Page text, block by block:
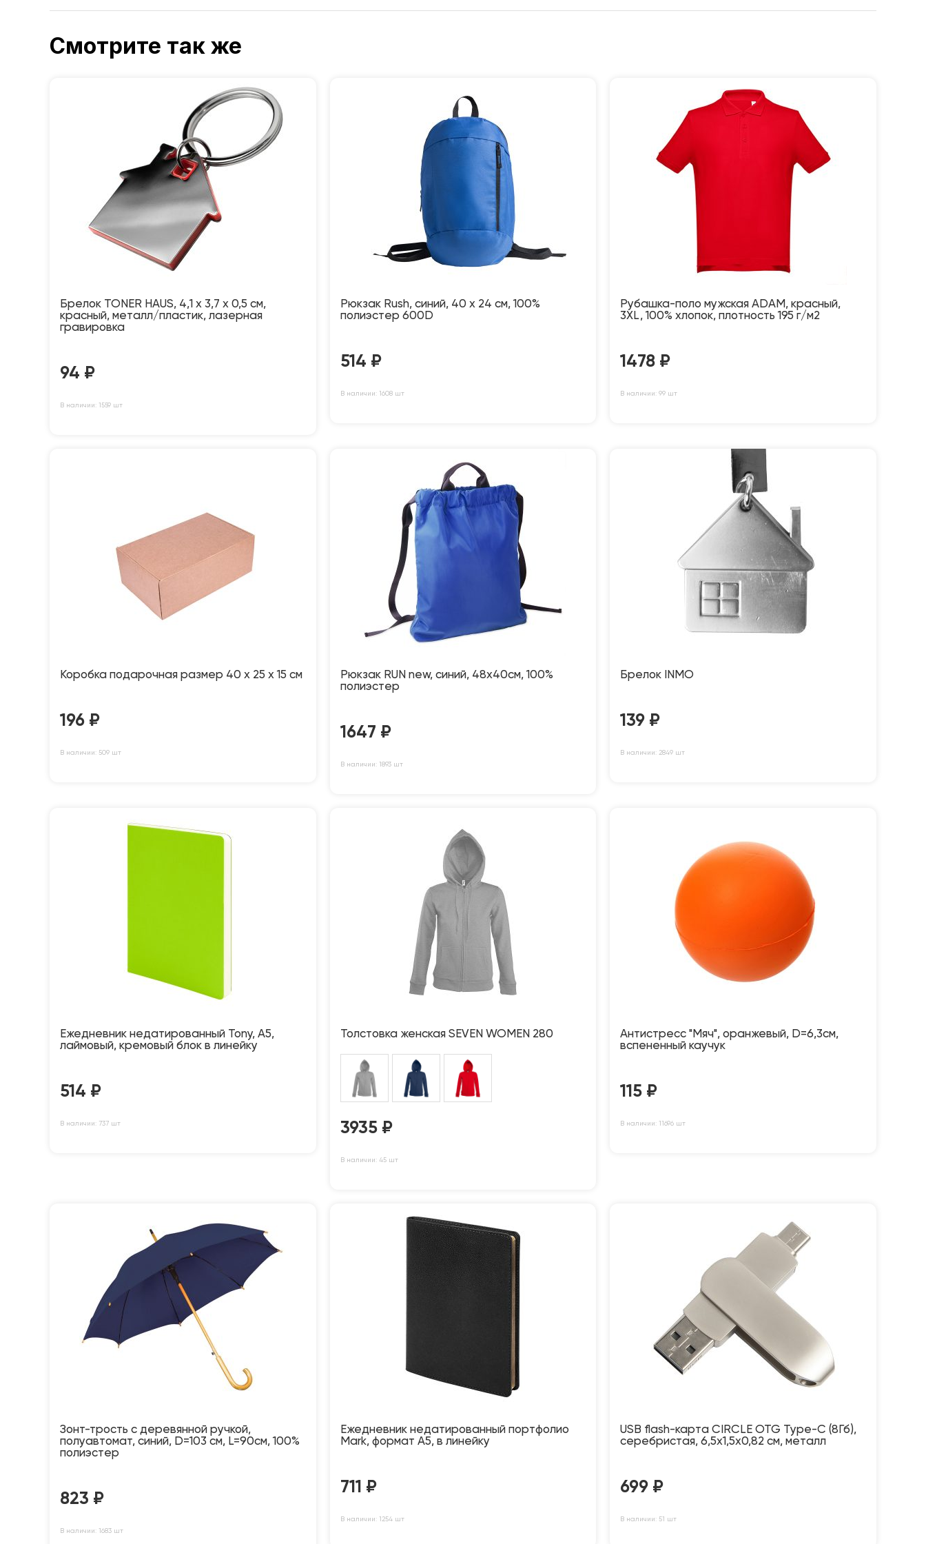
Смотрите так же
Брелок TONER HAUS, 4,1 x 3,7 x 0,5 см,
красный, металл/пластик, лазерная
гравировка
94 ₽
В наличии: 1559 шт
Рюкзак Rush, синий, 40 x 24 см, 100%
полиэстер 600D
514 ₽
В наличии: 1608 шт
Рубашка-поло мужская ADAM, красный,
3XL, 100% хлопок, плотность 195 г/м2
1478 ₽
В наличии: 99 шт
Коробка подарочная размер 40 х 25 х 15 см
196 ₽
В наличии: 509 шт
Рюкзак RUN new, синий, 48х40см, 100%
полиэстер
1647 ₽
В наличии: 1893 шт
Брелок INMO
139 ₽
В наличии: 2849 шт
Ежедневник недатированный Tony, А5,
лаймовый, кремовый блок в линейку
514 ₽
В наличии: 737 шт
Толстовка женская SEVEN WOMEN 280
3935 ₽
В наличии: 45 шт
Антистресс "Мяч", оранжевый, D=6,3см,
вспененный каучук
115 ₽
В наличии: 11696 шт
Зонт-трость с деревянной ручкой,
полуавтомат, синий, D=103 см, L=90см, 100%
полиэстер
823 ₽
В наличии: 1683 шт
Ежедневник недатированный портфолио
Mark, формат А5, в линейку
711 ₽
В наличии: 1254 шт
USB flash-карта CIRCLE OTG Type-C (8Гб),
серебристая, 6,5х1,5х0,82 см, металл
699 ₽
В наличии: 51 шт